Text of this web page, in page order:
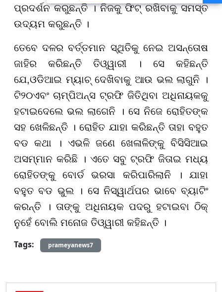
ପ୍ରଦର୍ଶନ କରୁଛନ୍ତି । ନିଜକୁ ଫିଟ୍ ରଖିବାକୁ ସମସ୍ତ
ଉଦ୍ୟମ କରୁଛନ୍ତି ।
ତେବେ ଦଳର ବର୍ତ୍ତମାନ ସ୍ଥିତିକୁ ନେଇ ଅସନ୍ତୋଷ
ଜାହିର କରିଛନ୍ତି ତିଓ୍ୱାରୀ । ସେ କହିଛନ୍ତି
ଯେ,ଓଡିଆଇ ମ୍ୟାଚ୍ ଦେଖିବାକୁ ଆଉ ଭଲ ଲାଗୁନି ।
ଟି୨୦ଏବଂ ଚାମ୍ପିଅନ୍ସ ଟ୍ରଫି ଜିତିଥିବା ଅଧିନାୟକକୁ
ହଟାଇଦେଲେ ଭଲ ଲାଗେନି । ସେ ନିଜେ ରୋହିତଙ୍କ
ସହ ଖେଳିଛନ୍ତି । ରୋହିତ ଯାହା କରିଛନ୍ତି ତାହା ବହୁତ
ବଡ କଥା । ଏଭଳି ଜଣେ ଖେଳାଳିଙ୍କୁ ବିସିସିଆଇ
ଅସମ୍ମାନ କରିଛି । ଏତେ ସବୁ ଟ୍ରଫି ଜିତାଇ ମଧ୍ୟ
ରୋହିତଙ୍କୁ ବୋର୍ଡ ଭରସା କରିପାରିଲାନି । ଯାହା
ବହୁତ ବଡ ଭୁଲ । ସେ ନିସ୍ୱାର୍ଥପର ଭାବେ ବ୍ୟାଟିଂ
କରନ୍ତି । ତାଙ୍କୁ ଅଧିନାୟକ ପଦରୁ ହଟାଇବା ଠିକ୍
ନୁହେଁ ବୋଲି ମନୋଜ ତିଓ୍ୱାରୀ କହିଛନ୍ତି ।
Tags:
prameyanews7